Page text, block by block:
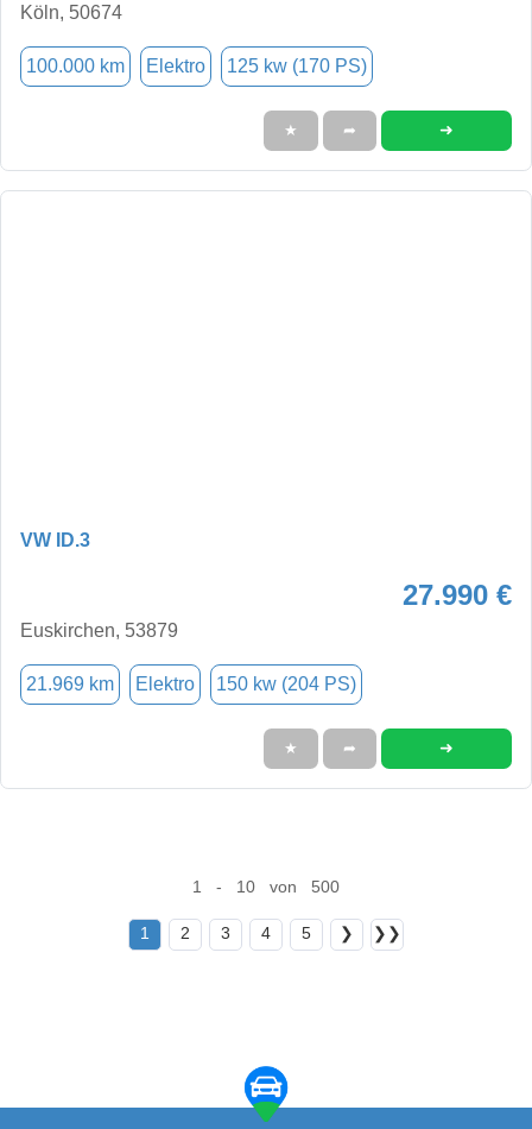
Köln, 50674
100.000 km Elektro 125 kw (170 PS)
★ ➦ ➜
VW ID.3
27.990 €
Euskirchen, 53879
21.969 km Elektro 150 kw (204 PS)
★ ➦ ➜
1 - 10 von 500
1 2 3 4 5 ❯ ❯❯